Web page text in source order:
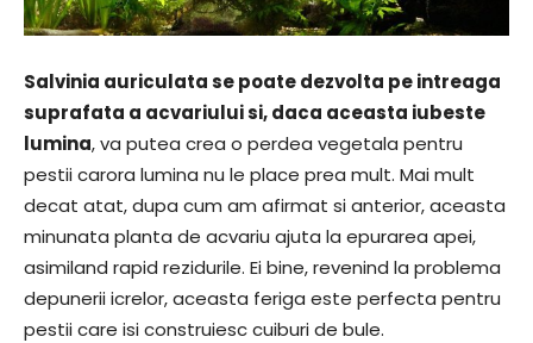
Salvinia auriculata se poate dezvolta pe intreaga
suprafata a acvariului si, daca aceasta iubeste
lumina, va putea crea o perdea vegetala pentru
pestii carora lumina nu le place prea mult. Mai mult
decat atat, dupa cum am afirmat si anterior, aceasta
minunata planta de acvariu ajuta la epurarea apei,
asimiland rapid rezidurile. Ei bine, revenind la problema
depunerii icrelor, aceasta feriga este perfecta pentru
pestii care isi construiesc cuiburi de bule.